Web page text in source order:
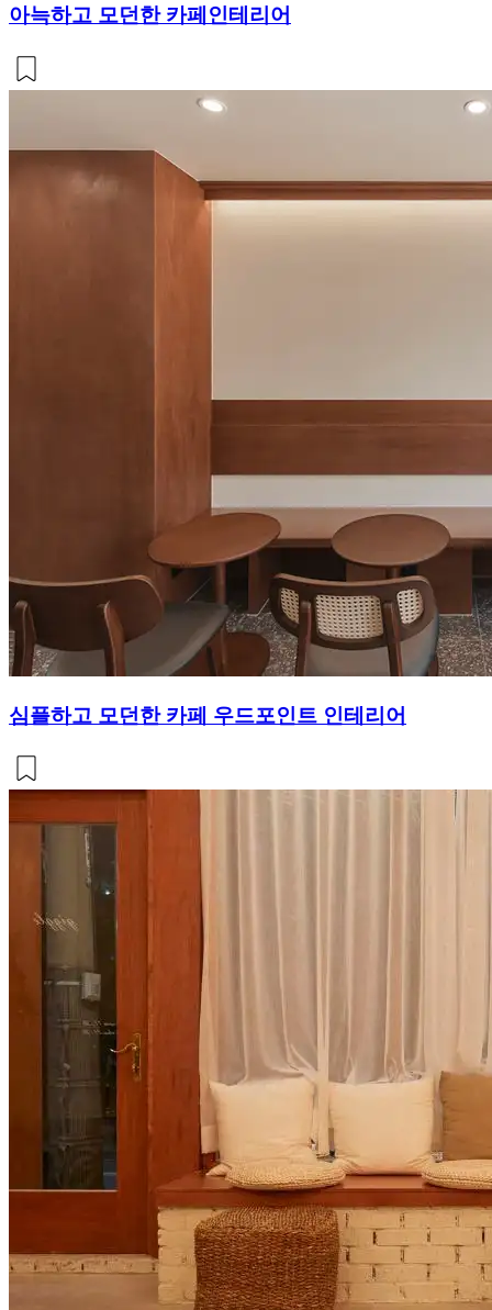
아늑하고 모던한 카페인테리어
심플하고 모던한 카페 우드포인트 인테리어